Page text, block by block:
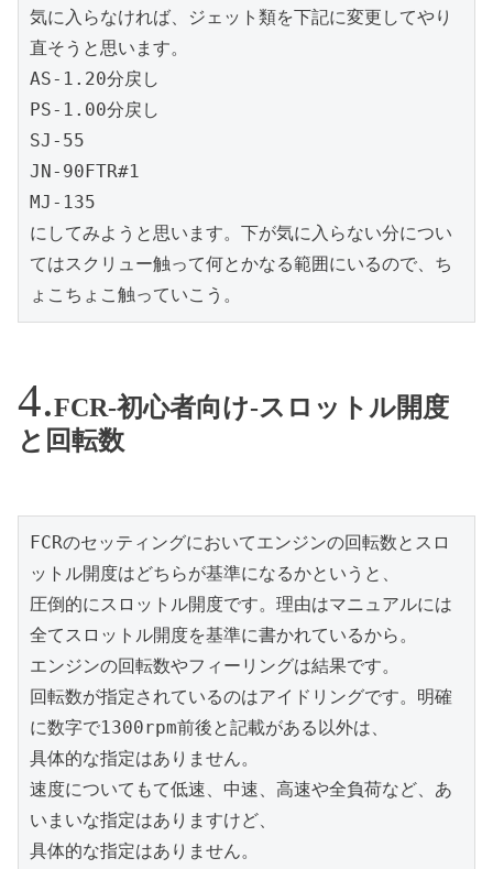
気に入らなければ、ジェット類を下記に変更してやり
直そうと思います。
AS-1.20分戻し
PS-1.00分戻し
SJ-55
JN-90FTR#1
MJ-135
にしてみようと思います。下が気に入らない分につい
てはスクリュー触って何とかなる範囲にいるので、ち
ょこちょこ触っていこう。
FCR-初心者向け-スロットル開度
と回転数
FCRのセッティングにおいてエンジンの回転数とスロ
ットル開度はどちらが基準になるかというと、
圧倒的にスロットル開度です。理由はマニュアルには
全てスロットル開度を基準に書かれているから。
エンジンの回転数やフィーリングは結果です。
回転数が指定されているのはアイドリングです。明確
に数字で1300rpm前後と記載がある以外は、
具体的な指定はありません。
速度についてもて低速、中速、高速や全負荷など、あ
いまいな指定はありますけど、
具体的な指定はありません。